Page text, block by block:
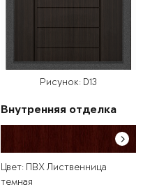
Рисунок: D13
Внутренняя отделка
Цвет: ПВХ Лиственница
темная